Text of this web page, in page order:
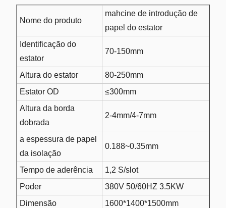
Nome do produto
mahcine de introdução de
papel do estator
Identificação do
estator
70-150mm
Altura do estator
80-250mm
Estator OD
≤300mm
Altura da borda
dobrada
2-4mm/4-7mm
a espessura de papel
da isolação
0.188~0.35mm
Tempo de aderência
1,2 S/slot
Poder
380V 50/60HZ 3.5KW
Dimensão
1600*1400*1500mm